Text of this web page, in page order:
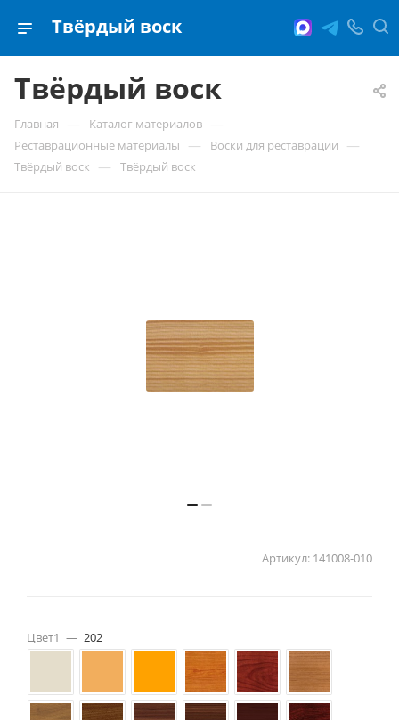
Твёрдый воск
Твёрдый воск
Главная — Каталог материалов —
Реставрационные материалы — Воски для реставрации —
Твёрдый воск — Твёрдый воск
Артикул: 141008-010
Цвет1 — 202